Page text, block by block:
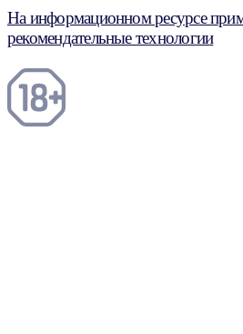
На информационном ресурсе
рекомендательные технологии